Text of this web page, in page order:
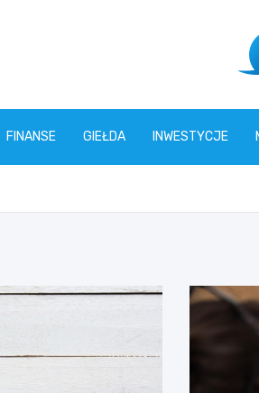
FINANSE GIEŁDA INWESTYCJE